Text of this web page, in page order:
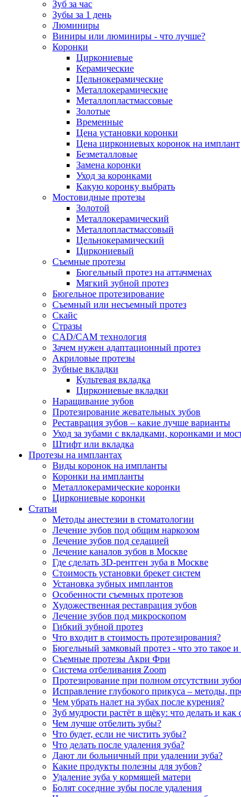
Зуб за час
Зубы за 1 день
Люминиры
Виниры или люминиры - что лучше?
Коронки
Циркониевые
Керамические
Цельнокерамические
Металлокерамические
Металлопластмассовые
Золотые
Временные
Цена установки коронки
Цена циркониевых коронок на имплант
Безметалловые
Замена коронки
Уход за коронками
Какую коронку выбрать
Мостовидные протезы
Золотой
Металлокерамический
Металлопластмассовый
Цельнокерамический
Циркониевый
Съемные протезы
Бюгельный протез на аттачменах
Мягкий зубной протез
Бюгельное протезирование
Съемный или несъемный протез
Скайс
Стразы
CAD/CAM технология
Зачем нужен адаптационный протез
Акриловые протезы
Зубные вкладки
Культевая вкладка
Циркониевые вкладки
Наращивание зубов
Протезирование жевательных зубов
Реставрация зубов – какие лучше варианты
Уход за зубами с вкладками, коронками и
Штифт или вкладка
Протезы на имплантах
Виды коронок на импланты
Коронки на импланты
Металлокерамические коронки
Циркониевые коронки
Статьи
Методы анестезии в стоматологии
Лечение зубов под общим наркозом
Лечение зубов под седацией
Лечение каналов зубов в Москве
Где сделать 3D-рентген зуба в Москве
Стоимость установки брекет систем
Установка зубных имплантов
Особенности съемных протезов
Художественная реставрация зубов
Лечение зубов под микроскопом
Гибкий зубной протез
Что входит в стоимость протезирования?
Бюгельный замковый протез - что это такое и
Съемные протезы Акри Фри
Система отбеливания Zoom
Протезирование при полном отсутствии
Исправление глубокого прикуса – методы,
Чем убрать налет на зубах после курения?
Зуб мудрости растёт в щёку: что делать и как
Чем лучше отбелить зубы?
Что будет, если не чистить зубы?
Что делать после удаления зуба?
Дают ли больничный при удалении зуба?
Какие продукты полезны для зубов?
Удаление зуба у кормящей матери
Болят соседние зубы после удаления